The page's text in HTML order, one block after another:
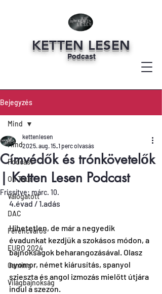
KETTEN LESEN
Podcast
Bejegyzés
Mind
Podcast
On Tour
Válogatott
DAC
Ferencváros
EURO 2024
Gaming
Világbajnokság
Mind
Címvédők és trónkövetelők
| Ketten Lesen Podcast
kettenlesen
2025. aug. 15.1 perc olvasás
Frissítve: márc. 10.
4.évad / 1.adás
Hihetetlen, de már a negyedik
évadunkat kezdjük a szokásos módon, a
bajnokságok beharangozásával. Olasz
nyomor, német kiárusítás, spanyol
szieszta és angol izmozás mielőtt útjára
indul a szezon.